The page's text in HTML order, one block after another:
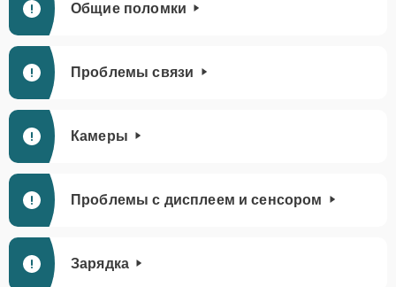
Общие поломки
Проблемы связи
Камеры
Проблемы с дисплеем и сенсором
Зарядка